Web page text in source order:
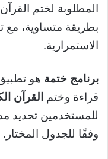
المطلوبة لختم
بطريقة متساوية،
الاستمرارية.
برنامج ختمة هو
قراءة وختم القرآن
للمستخدمين تحديد
وفقًا للجدول المختار.